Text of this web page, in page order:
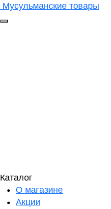
Мусульманские товары
Каталог
О магазине
Акции